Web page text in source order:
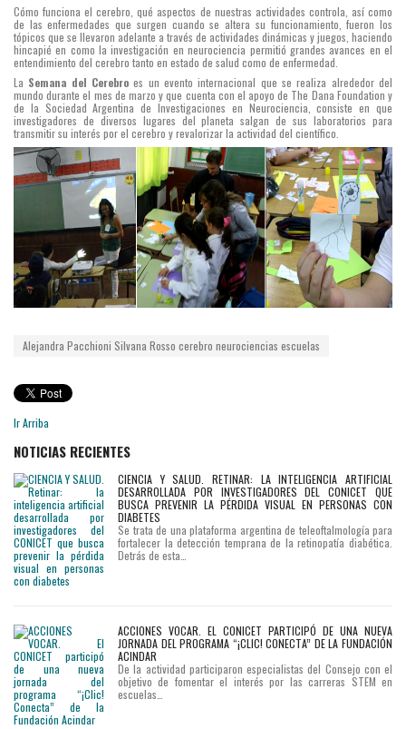
Cómo funciona el cerebro, qué aspectos de nuestras actividades controla, así como
de las enfermedades que surgen cuando se altera su funcionamiento, fueron los
tópicos que se llevaron adelante a través de actividades dinámicas y juegos, haciendo
hincapié en como la investigación en neurociencia permitió grandes avances en el
entendimiento del cerebro tanto en estado de salud como de enfermedad.
La Semana del Cerebro es un evento internacional que se realiza alrededor del
mundo durante el mes de marzo y que cuenta con el apoyo de The Dana Foundation y
de la Sociedad Argentina de Investigaciones en Neurociencia, consiste en que
investigadores de diversos lugares del planeta salgan de sus laboratorios para
transmitir su interés por el cerebro y revalorizar la actividad del científico.
Alejandra Pacchioni Silvana Rosso cerebro neurociencias escuelas
Ir Arriba
NOTICIAS RECIENTES
CIENCIA Y SALUD. RETINAR: LA INTELIGENCIA ARTIFICIAL
DESARROLLADA POR INVESTIGADORES DEL CONICET QUE
BUSCA PREVENIR LA PÉRDIDA VISUAL EN PERSONAS CON
DIABETES
Se trata de una plataforma argentina de teleoftalmología para
fortalecer la detección temprana de la retinopatía diabética.
Detrás de esta…
ACCIONES VOCAR. EL CONICET PARTICIPÓ DE UNA NUEVA
JORNADA DEL PROGRAMA “¡CLIC! CONECTA” DE LA FUNDACIÓN
ACINDAR
De la actividad participaron especialistas del Consejo con el
objetivo de fomentar el interés por las carreras STEM en
escuelas…